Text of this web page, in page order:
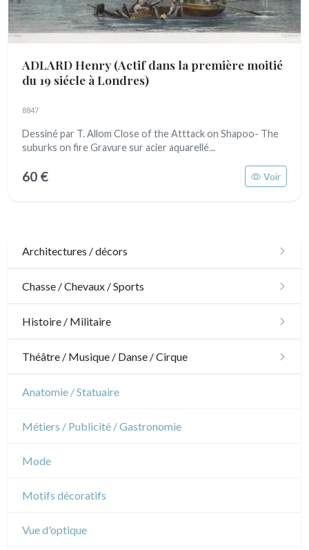
ADLARD Henry(Actif dans la première moitié
du 19 siécle à Londres)
8847
Dessiné par T. Allom Close of the Atttack on Shapoo- The
suburks on fire Gravure sur acier aquarellé...
60 € Voir
Architectures / décors
Architecture
Chasse / Chevaux / Sports
Chasse
Histoire / Militaire
Militaire
Théâtre / Musique / Danse / Cirque
Théâtre
Anatomie / Statuaire
Métiers / Publicité / Gastronomie
Mode
Motifs décoratifs
Vue d'optique